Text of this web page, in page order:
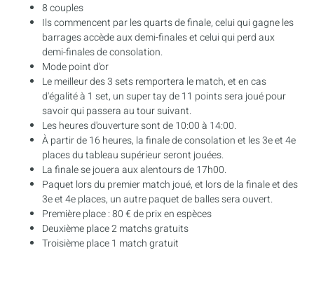
8 couples
Ils commencent par les quarts de finale, celui qui gagne les
barrages accède aux demi-finales et celui qui perd aux
demi-finales de consolation.
Mode point d'or
Le meilleur des 3 sets remportera le match, et en cas
d'égalité à 1 set, un super tay de 11 points sera joué pour
savoir qui passera au tour suivant.
Les heures d'ouverture sont de 10:00 à 14:00.
À partir de 16 heures, la finale de consolation et les 3e et 4e
places du tableau supérieur seront jouées.
La finale se jouera aux alentours de 17h00.
Paquet lors du premier match joué, et lors de la finale et des
3e et 4e places, un autre paquet de balles sera ouvert.
Première place : 80 € de prix en espèces
Deuxième place 2 matchs gratuits
Troisième place 1 match gratuit